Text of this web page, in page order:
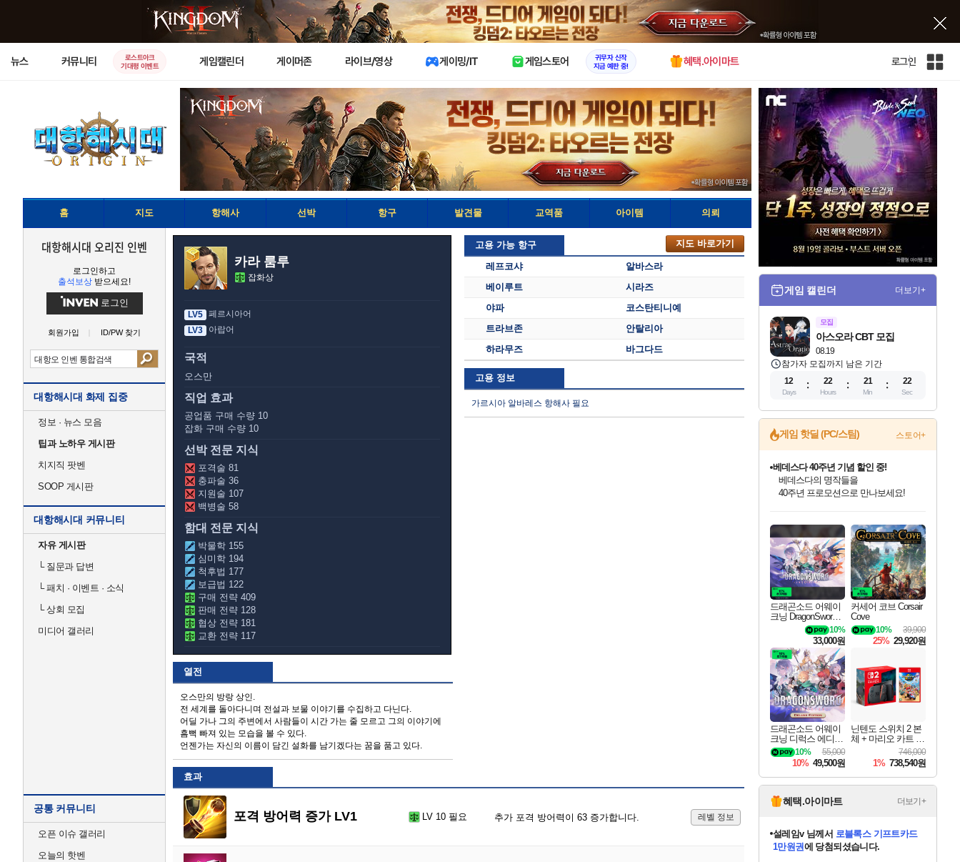
X
뉴스 커뮤니티
로스트아크
기대평 이벤트
게임캘린더 게이머존 라이브/영상 게이밍/IT 게임스토어
귀무자 신작
지금 예판 중!
혜택.아이마트 로그인
인
전
체
사
홈 지도 항해사 선박 항구 발견물 교역품 아이템 의뢰
대항해시대 오리진 인벤
로그인하고
출석보상 받으세요!
로그인
회원가입 ID/PW 찾기
대항해시대 화제 집중
정보 · 뉴스 모음
팁과 노하우 게시판
치지직 팟벤
SOOP 게시판
대항해시대 커뮤니티
자유 게시판
└질문과 답변
└패치 · 이벤트 · 소식
└상회 모집
미디어 갤러리
공통 커뮤니티
오픈 이슈 갤러리
오늘의 핫벤
카라 룸루
잡화상
LV5 페르시아어
LV3
아랍어
국적
오스만
직업 효과
공업품 구매 수량 10
잡화 구매 수량 10
선박 전문 지식
포격술 81
충파술 36
지원술 107
백병술 58
함대 전문 지식
박물학 155
심미학 194
척후법 177
보급법 122
구매 전략 409
판매 전략 128
협상 전략 181
교환 전략 117
열전
오스만의 방랑 상인.
전 세계를 돌아다니며 전설과 보물 이야기를 수집하고 다닌다.
어딜 가나 그의 주변에서 사람들이 시간 가는 줄 모르고 그의 이야기에
흠뻑 빠져 있는 모습을 볼 수 있다.
언젠가는 자신의 이름이 담긴 설화를 남기겠다는 꿈을 품고 있다.
고용 가능 항구 지도 바로가기
레프코샤
알바스라
베이루트
시라즈
야파
코스탄티니예
트라브존
안탈리아
하라무즈
바그다드
고용 정보
가르시아 알바레스 항해사 필요
효과
포격 방어력 증가 LV1 LV 10 필요 추가 포격 방어력이 63 증가합니다. 레벨 정보
게임 캘린더 더보기+
모집
08.19
아스오라 CBT 모집
참가자 모집까지 남은 기간
12
Days
22
Hours
21
Min
20
Sec
게임 핫딜 (PC/스팀) 스토어+
네이버혜택과 함께 만나보세요!
50%할인&추가 적립까지!
이니&베니 혜택까지!
네이버 혜택가와 함께 예약하세요!
할인&네이버혜택으로 만나보세요!
네이버페이 혜택과 만나보세요!
베데스다 40주년 기념 할인 중!
베데스다의 명작들을
40주년 프로모션으로 만나보세요!
네이버 포인트 혜택까지!
할인가에 만나보세요!
일부 에디션 상시 할인!
혜택으로 예약 판매 중
편안하게 충전하세요
드래곤소드 어웨이
크닝 DragonSword A
10%
33,000원
커세어 코브 Corsair
Cove
39,900
10%
25% 29,920원
드래곤소드 어웨이
크닝 디럭스 에디션
DragonSword Awake
ning Deluxe Edition
55,000
10%
10% 49,500원
닌텐도 스위치 2 본
체 + 마리오 카트 월
746,000
1% 738,540원
혜택.아이마트 더보기+
설레임v님께서 로블록스 기프트카드
1만원권에 당첨되셨습니다.